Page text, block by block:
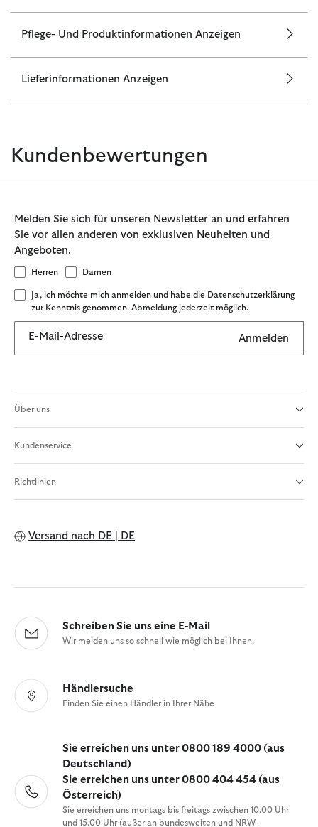
Pflege- Und Produktinformationen Anzeigen
Lieferinformationen Anzeigen
Kundenbewertungen
Melden Sie sich für unseren Newsletter an und erfahren
Sie vor allen anderen von exklusiven Neuheiten und
Angeboten.
Herren Damen
Ja, ich möchte mich anmelden und habe die Datenschutzerklärung
zur Kenntnis genommen. Abmeldung jederzeit möglich.
E-Mail-Adresse Anmelden
Über uns
Kundenservice
Richtlinien
Versand nach DE | DE
Schreiben Sie uns eine E-Mail
Wir melden uns so schnell wie möglich bei Ihnen.
Händlersuche
Finden Sie einen Händler in Ihrer Nähe
Sie erreichen uns unter 0800 189 4000 (aus
Deutschland)
Sie erreichen uns unter 0800 404 454 (aus
Österreich)
Sie erreichen uns montags bis freitags zwischen 10.00 Uhr
und 15.00 Uhr (außer an bundesweiten und NRW-